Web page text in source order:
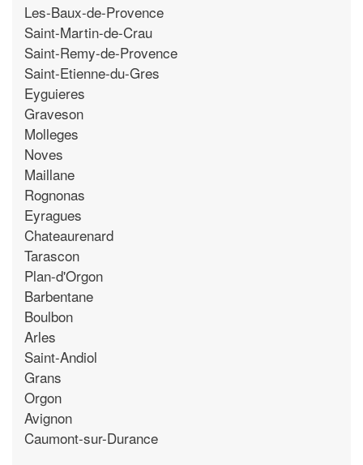
Les-Baux-de-Provence
Saint-Martin-de-Crau
Saint-Remy-de-Provence
Saint-Etienne-du-Gres
Eyguieres
Graveson
Molleges
Noves
Maillane
Rognonas
Eyragues
Chateaurenard
Tarascon
Plan-d'Orgon
Barbentane
Boulbon
Arles
Saint-Andiol
Grans
Orgon
Avignon
Caumont-sur-Durance